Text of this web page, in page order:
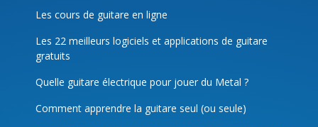
Les cours de guitare en ligne
Les 22 meilleurs logiciels et applications de guitare
gratuits
Quelle guitare électrique pour jouer du Metal ?
Comment apprendre la guitare seul (ou seule)